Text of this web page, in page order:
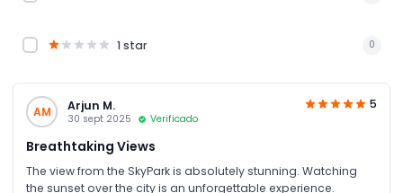
1 star 0
AM Arjun M.
30 sept 2025 Verificado
5
Breathtaking Views
The view from the SkyPark is absolutely stunning. Watching
the sunset over the city is an unforgettable experience.